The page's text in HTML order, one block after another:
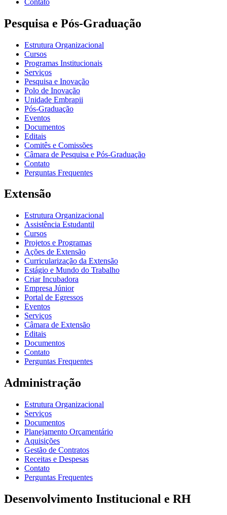
Pesquisa e Pós-Graduação
Estrutura Organizacional
Cursos
Programas Institucionais
Serviços
Pesquisa e Inovação
Polo de Inovação
Unidade Embrapii
Pós-Graduação
Eventos
Documentos
Editais
Comitês e Comissões
Câmara de Pesquisa e Pós-Graduação
Contato
Perguntas Frequentes
Extensão
Estrutura Organizacional
Assistência Estudantil
Cursos
Projetos e Programas
Ações de Extensão
Curricularização da Extensão
Estágio e Mundo do Trabalho
Criar Incubadora
Empresa Júnior
Portal de Egressos
Eventos
Serviços
Câmara de Extensão
Editais
Documentos
Contato
Perguntas Frequentes
Administração
Estrutura Organizacional
Serviços
Documentos
Planejamento Orçamentário
Aquisições
Gestão de Contratos
Receitas e Despesas
Contato
Perguntas Frequentes
Desenvolvimento Institucional e RH